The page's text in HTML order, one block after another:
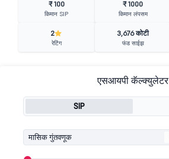
₹ 100
किमान SIP
₹ 1000
किमान लंपसम
2
रेटिंग
3,676 कोटी
फंड साईझ
एसआयपी कॅल्क्युलेटर
SIP
मासिक गुंतवणूक